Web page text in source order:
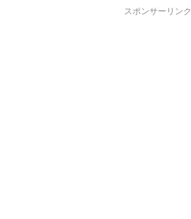
スポンサーリンク